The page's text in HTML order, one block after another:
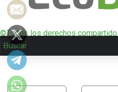
©Todos los derechos